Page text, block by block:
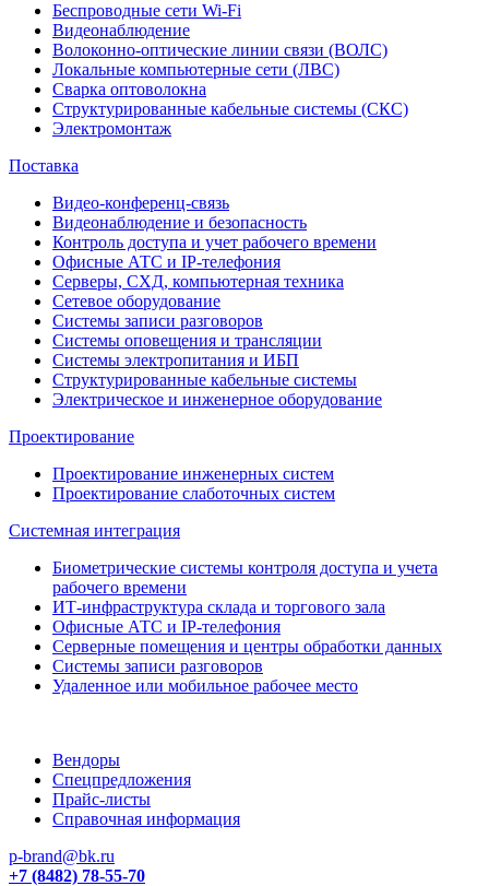
Беспроводные сети Wi-Fi
Видеонаблюдение
Волоконно-оптические линии связи (ВОЛС)
Локальные компьютерные сети (ЛВС)
Сварка оптоволокна
Структурированные кабельные системы (СКС)
Электромонтаж
Поставка
Видео-конференц-связь
Видеонаблюдение и безопасность
Контроль доступа и учет рабочего времени
Офисные АТС и IP-телефония
Серверы, СХД, компьютерная техника
Сетевое оборудование
Системы записи разговоров
Системы оповещения и трансляции
Системы электропитания и ИБП
Структурированные кабельные системы
Электрическое и инженерное оборудование
Проектирование
Проектирование инженерных систем
Проектирование слаботочных систем
Системная интеграция
Биометрические системы контроля доступа и учета
рабочего времени
ИТ-инфраструктура склада и торгового зала
Офисные АТС и IP-телефония
Серверные помещения и центры обработки данных
Системы записи разговоров
Удаленное или мобильное рабочее место
Вендоры
Спецпредложения
Прайс-листы
Справочная информация
p-brand@bk.ru
+7 (8482) 78-55-70